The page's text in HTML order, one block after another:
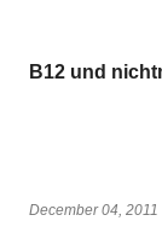
B12 und
December 04, 2011